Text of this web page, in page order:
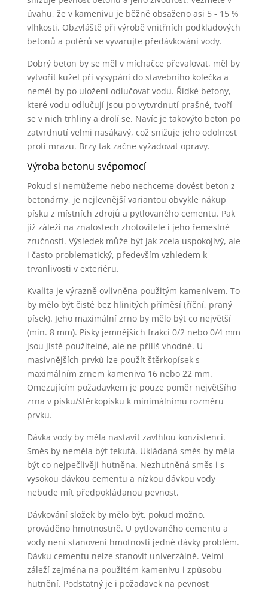
úvahu, že v kamenivu je běžně obsaženo asi 5 - 15 %
vlhkosti. Obzvláště při výrobě vnitřních podkladových
betonů a potěrů se vyvarujte předávkování vody.
Dobrý beton by se měl v míchačce převalovat, měl by
vytvořit kužel při vysypání do stavebního kolečka a
neměl by po uložení odlučovat vodu. Řídké betony,
které vodu odlučují jsou po vytvrdnutí prašné, tvoří
se v nich trhliny a drolí se. Navíc je takovýto beton po
zatvrdnutí velmi nasákavý, což snižuje jeho odolnost
proti mrazu. Brzy tak začne vyžadovat opravy.
Výroba betonu svépomocí
Pokud si nemůžeme nebo nechceme dovést beton z
betonárny, je nejlevnější variantou obvykle nákup
písku z místních zdrojů a pytlovaného cementu. Pak
již záleží na znalostech zhotovitele i jeho řemeslné
zručnosti. Výsledek může být jak zcela uspokojivý, ale
i často problematický, především vzhledem k
trvanlivosti v exteriéru.
Kvalita je výrazně ovlivněna použitým kamenivem. To
by mělo být čisté bez hlinitých příměsí (říční, praný
písek). Jeho maximální zrno by mělo být co největší
(min. 8 mm). Písky jemnějších frakcí 0/2 nebo 0/4 mm
jsou jistě použitelné, ale ne příliš vhodné. U
masivnějších prvků lze použít štěrkopísek s
maximálním zrnem kameniva 16 nebo 22 mm.
Omezujícím požadavkem je pouze poměr největšího
zrna v písku/štěrkopísku k minimálnímu rozměru
prvku.
Dávka vody by měla nastavit zavlhlou konzistenci.
Směs by neměla být tekutá. Ukládaná směs by měla
být co nejpečlivěji hutněna. Nezhutněná směs i s
vysokou dávkou cementu a nízkou dávkou vody
nebude mít předpokládanou pevnost.
Dávkování složek by mělo být, pokud možno,
prováděno hmotnostně. U pytlovaného cementu a
vody není stanovení hmotnosti jedné dávky problém.
Dávku cementu nelze stanovit univerzálně. Velmi
záleží zejména na použitém kamenivu i způsobu
hutnění. Podstatný je i požadavek na pevnost